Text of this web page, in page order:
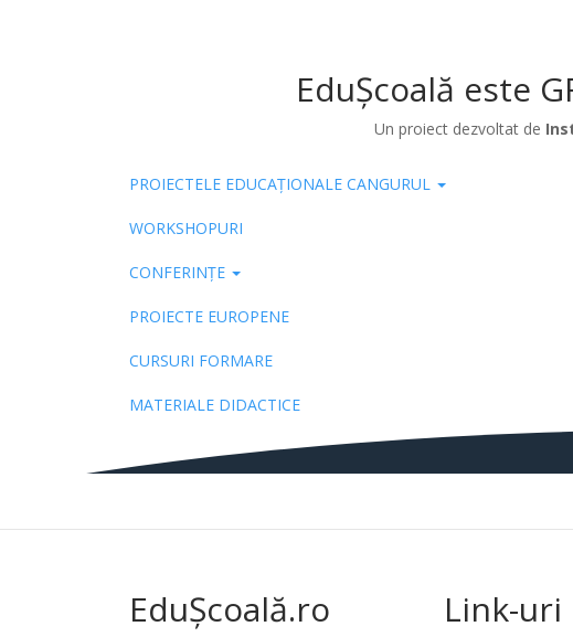
EduȘcoală este
Un proiect dezvoltat de
Pub
PROIECTELE EDUCAȚIONALE CANGURUL
WORKSHOPURI
CONFERINȚE
PROIECTE EUROPENE
CURSURI FORMARE
MATERIALE DIDACTICE
EduȘcoală.ro Link-uri